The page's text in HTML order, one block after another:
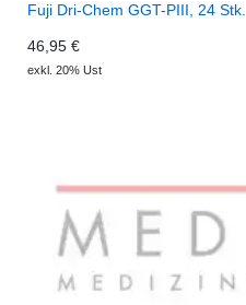
Fuji Dri-Chem GGT-PIII, 24 Stk.
46,95 €
exkl. 20% Ust